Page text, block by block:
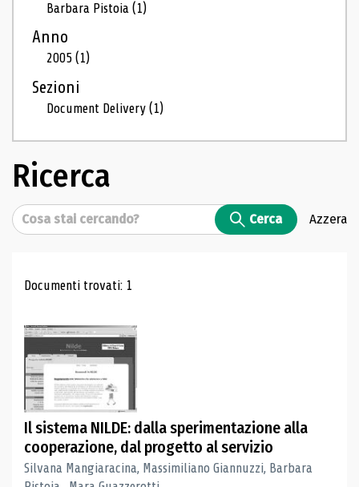
Barbara Pistoia(1)
Anno
2005(1)
Sezioni
Document Delivery(1)
Ricerca
Cerca Cerca Azzera
Risultati di ricerca
Documenti trovati: 1
Il sistema NILDE: dalla sperimentazione alla
cooperazione, dal progetto al servizio
Silvana Mangiaracina, Massimiliano Giannuzzi, Barbara